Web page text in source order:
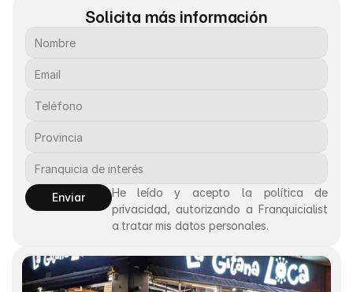
Solicita más información
Enviar
He leído y acepto la política de
privacidad, autorizando a Franquicialist
a tratar mis datos personales.